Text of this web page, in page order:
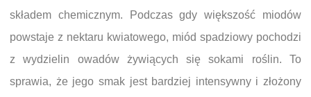
składem chemicznym. Podczas gdy większość miodów
powstaje z nektaru kwiatowego, miód spadziowy pochodzi
z wydzielin owadów żywiących się sokami roślin. To
sprawia, że jego smak jest bardziej intensywny i złożony